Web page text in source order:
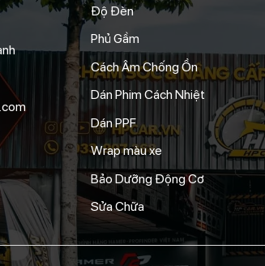
Độ Đèn
Phủ Gầm
Cách Âm Chống Ồn
Dán Phim Cách Nhiệt
Dán PPF
Wrap màu xe
Bảo Dưỡng Động Cơ
Sửa Chữa